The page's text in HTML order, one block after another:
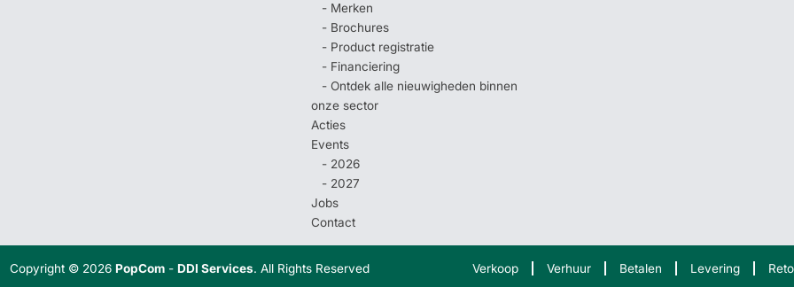
- Merken
- Brochures
- Product registratie
- Financiering
- Ontdek alle nieuwigheden binnen
onze sector
Acties
Events
- 2026
- 2027
Jobs
Contact
Copyright © 2026PopCom -DDI Services. All Rights Reserved Verkoop Verhuur Betalen Levering